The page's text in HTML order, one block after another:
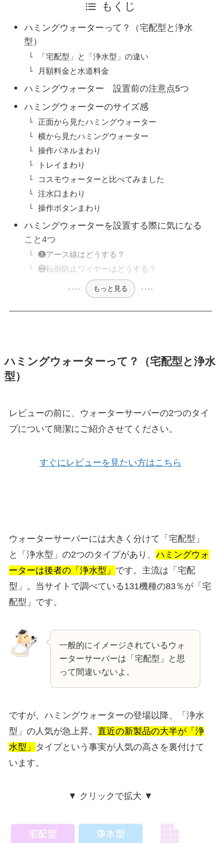
もくじ
ハミングウォーターって？（宅配型と浄水
型）
「宅配型」と「浄水型」の違い
月額料金と水道料金
ハミングウォーター 設置前の注意点5つ
ハミングウォーターのサイズ感
正面から見たハミングウォーター
横から見たハミングウォーター
操作パネルまわり
トレイまわり
コスモウォーターと比べてみました
注水口まわり
操作ボタンまわり
ハミングウォーターを設置する際に気になる
こと4つ
❶アース線はどうする？
❷転倒防止ワイヤーはどうする？
もっと見る
ハミングウォーターって？（宅配型と浄水
型）
レビューの前に、ウォーターサーバーの2つのタイ
プについて簡潔にご紹介させてください。
すぐにレビューを見たい方はこちら
ウォーターサーバーには大きく分けて「宅配型」
と「浄水型」の2つのタイプがあり、 ハミングウォ
ーターは後者の「浄水型」 です。主流は「宅配
型」。当サイトで調べている131機種の83％が「宅
配型」です。
一般的にイメージされているウォ
ーターサーバーは「宅配型」と思
って間違いないよ。
ですが、ハミングウォーターの登場以降、「浄水
型」の人気が急上昇。 直近の新製品の大半が「浄
水型」 タイプという事実が人気の高さを裏付けて
います。
▼ クリックで拡大 ▼